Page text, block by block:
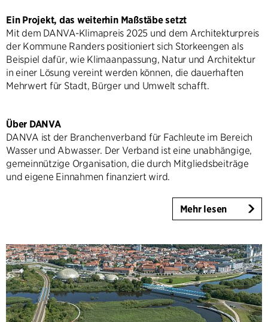
Ein Projekt, das weiterhin Maßstäbe setzt
Mit dem DANVA-Klimapreis 2025 und dem Architekturpreis
der Kommune Randers positioniert sich Storkeengen als
Beispiel dafür, wie Klimaanpassung, Natur und Architektur
in einer Lösung vereint werden können, die dauerhaften
Mehrwert für Stadt, Bürger und Umwelt schafft.
Über DANVA
DANVA ist der Branchenverband für Fachleute im Bereich
Wasser und Abwasser. Der Verband ist eine unabhängige,
gemeinnützige Organisation, die durch Mitgliedsbeiträge
und eigene Einnahmen finanziert wird.
Mehr lesen